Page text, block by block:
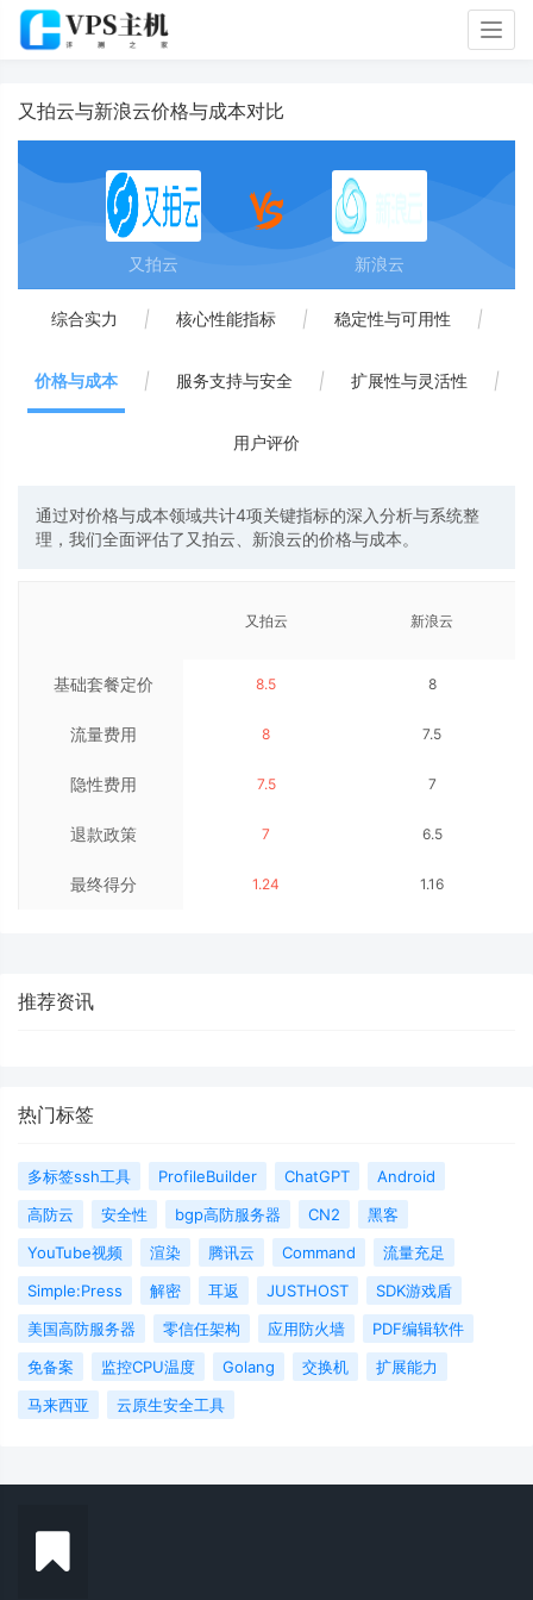
又拍云与新浪云价格与成本对比
又拍云 新浪云
综合实力 | 核心性能指标 | 稳定性与可用性 |
价格与成本 | 服务支持与安全 | 扩展性与灵活性 |
用户评价
通过对价格与成本领域共计4项关键指标的深入分析与系统整
理，我们全面评估了又拍云、新浪云的价格与成本。
基础套餐定价
流量费用
隐性费用
退款政策
最终得分
又拍云
8.5
8
7.5
7
1.24
新浪云
8
7.5
7
6.5
1.16
推荐资讯
热门标签
多标签ssh工具 ProfileBuilder ChatGPT
Android
高防云
安全性 bgp高防服务器 CN2
黑客
YouTube视频
渲染 腾讯云 Command
流量充足
Simple:Press
解密 耳返 JUSTHOST
SDK游戏盾
美国高防服务器
零信任架构 应用防火墙
PDF编辑软件
免备案
监控CPU温度 Golang 交换机
扩展能力
马来西亚
云原生安全工具